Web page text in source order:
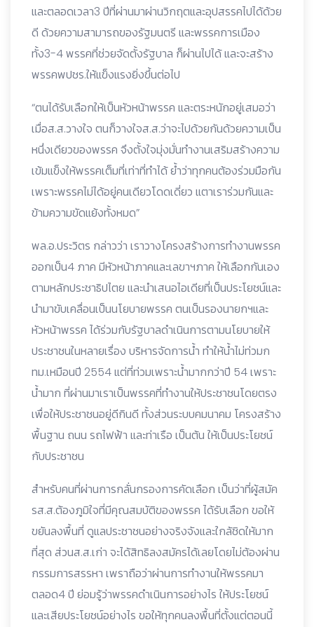
และตลอดเวลา3 ปีที่ผ่านมาผ่านวิกฤตและอุปสรรคไปได้ด้วย
ดี ด้วยความสามารถของรัฐมนตรี และพรรคการเมือง
ทั้ง3-4 พรรคที่ช่วยจัดตั้งรัฐบาล ก็ผ่านไปได้ และจะสร้าง
พรรคพปชร.ให้แข็งแรงยิ่งขึ้นต่อไป
“ตนได้รับเลือกให้เป็นหัวหน้าพรรค และตระหนักอยู่เสมอว่า
เมื่อส.ส.วางใจ ตนก็วางใจส.ส.ว่าจะไปด้วยกันด้วยความเป็น
หนึ่งเดียวของพรรค จึงตั้งใจมุ่งมั่นทำงานเสริมสร้างความ
เข้มแข็งให้พรรคเต็มที่เท่าที่ทำได้ ย้ำว่าทุกคนต้องร่วมมือกัน
เพราะพรรคไม่ได้อยู่คนเดียวโดดเดี่ยว แตาเราร่วมกันและ
ข้ามความขัดแย้งทั้งหมด”
พล.อ.ประวิตร กล่าวว่า เราวางโครงสร้างการทำงานพรรค
ออกเป็น4 ภาค มีหัวหน้าภาคและเลขาฯภาค ให้เลือกกันเอง
ตามหลักประชาธิปไตย และนำเสนอไอเดียที่เป็นประโยชน์และ
นำมาขับเคลื่อนเป็นนโยบายพรรค ตนเป็นรองนายกฯและ
หัวหน้าพรรค ได้ร่วมกับรัฐบาลดำเนินการตามนโยบายให้
ประชาชนในหลายเรื่อง บริหารจัดการน้ำ ทำให้น้ำไม่ท่วมก
ทม.เหมือนปี 2554 แต่ที่ท่วมเพราะน้ำมากกว่าปี 54 เพราะ
น้ำมาก ที่ผ่านมาเราเป็นพรรคที่ทำงานให้ประชาชนโดยตรง
เพื่อให้ประชาชนอยู่ดีกินดี ทั้งส่วนระบบคมนาคม โครงสร้าง
พื้นฐาน ถนน รถไฟฟ้า และท่าเรือ เป็นต้น ให้เป็นประโยชน์
กับประชาชน
สำหรับคนที่ผ่านการกลั่นกรองการคัดเลือก เป็นว่าที่ผู้สมัค
รส.ส.ต้องภูมิใจที่มีคุณสมบัติของพรรค ได้รับเลือก ขอให้
ขยันลงพื้นที่ ดูแลประชาชนอย่างจริงจังและใกล้ชิดให้มาก
ที่สุด ส่วนส.ส.เก่า จะได้สิทธิลงสมัครได้เลยโดยไม่ต้องผ่าน
กรรมการสรรหา เพราถือว่าผ่านการทำงานให้พรรคมา
ตลอด4 ปี ย่อมรู้ว่าพรรคดำเนินการอย่างไร ให้ประโยชน์
และเสียประโยชน์อย่างไร ขอให้ทุกคนลงพื้นที่ตั้งแต่ตอนนี้